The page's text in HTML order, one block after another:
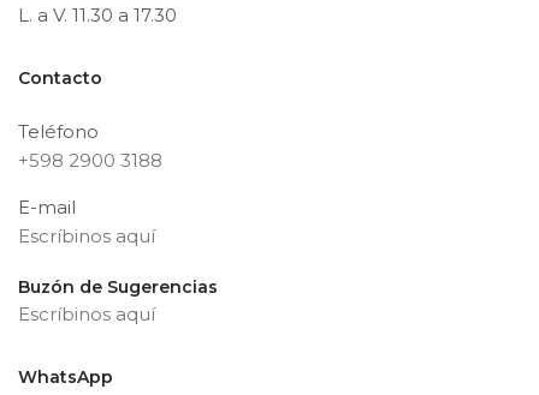
L. a V. 11.30 a 17.30
Contacto
Teléfono
+598 2900 3188
E-mail
Escríbinos aquí
Buzón de Sugerencias
Escríbinos aquí
WhatsApp